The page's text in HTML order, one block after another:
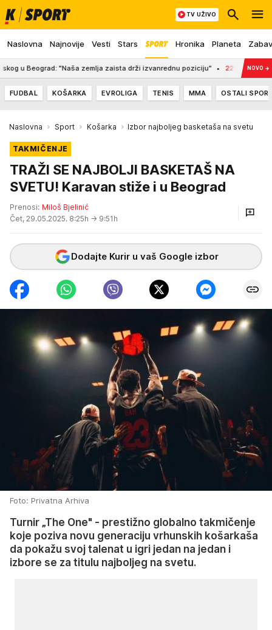
Naslovna Najnovije Vesti Stars Hronika Planeta
TV UŽIVO
u Beograd: "Naša zemlja zaista drži izvanrednu poziciju" 22:12 SAŠA LUKIĆ
NOVO →
FUDBAL KOŠARKA EVROLIGA TENIS MMA OSTALI
Naslovna Sport Košarka Izbor najboljeg basketaša na svetu
TAKMIČENJE
TRAŽI SE NAJBOLJI BASKETAŠ NA
SVETU! Karavan stiže i u Beograd
Prenosi: Miloš Bjelinić
Čet, 29.05.2025. 8:25h → 9:51h
Dodajte Kurir u vaš Google izbor
Foto: Privatna Arhiva
Turnir „The One" - prestižno globalno takmičenje
koje poziva novu generaciju vrhunskih košarkaša
da pokažu svoj talenat u igri jedan na jedan i
izbore se za titulu najboljeg na svetu.